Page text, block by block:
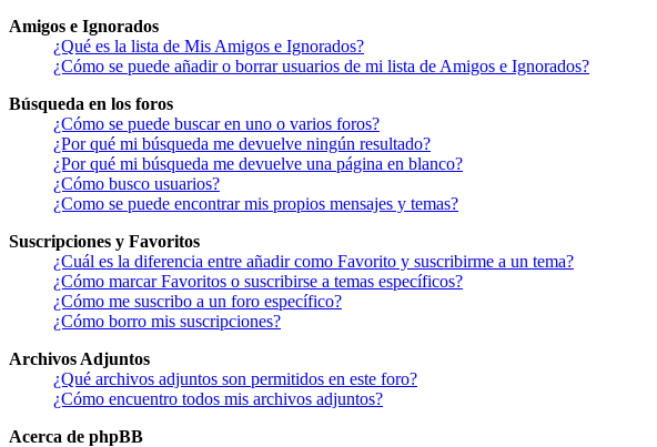
Amigos e Ignorados
¿Qué es la lista de Mis Amigos e Ignorados?
¿Cómo se puede añadir o borrar usuarios de mi lista de Amigos e Ignorados?
Búsqueda en los foros
¿Cómo se puede buscar en uno o varios foros?
¿Por qué mi búsqueda me devuelve ningún resultado?
¿Por qué mi búsqueda me devuelve una página en blanco?
¿Cómo busco usuarios?
¿Como se puede encontrar mis propios mensajes y temas?
Suscripciones y Favoritos
¿Cuál es la diferencia entre añadir como Favorito y suscribirme a un tema?
¿Cómo marcar Favoritos o suscribirse a temas específicos?
¿Cómo me suscribo a un foro específico?
¿Cómo borro mis suscripciones?
Archivos Adjuntos
¿Qué archivos adjuntos son permitidos en este foro?
¿Cómo encuentro todos mis archivos adjuntos?
Acerca de phpBB